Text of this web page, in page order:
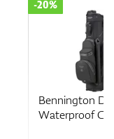
DRY-QO 9
Cart Bag